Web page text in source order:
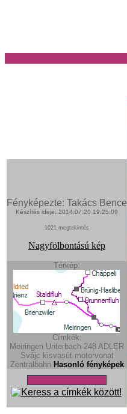
Fényképezte: Takács Bence
Készítés ideje: 2014:07:20 19:25:09
1021 megtekintés
Nagyfölbontású kép
Térkép:
Címkék:
Meiringen Unterbach 248 ADLER
Svájc kisvasút motorvonat
Zentralbahn Hasonló fényképek